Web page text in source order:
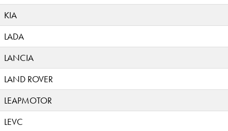
KIA
LADA
LANCIA
LAND ROVER
LEAPMOTOR
LEVC